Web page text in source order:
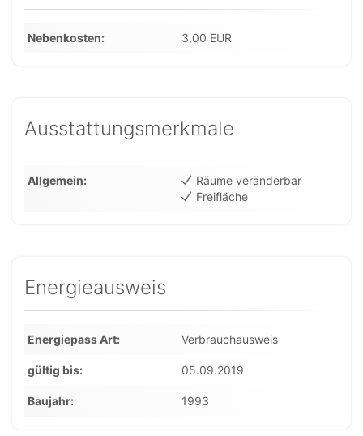
Nebenkosten 3,00 EUR
Ausstattungsmerkmale
Allgemein
Räume veränderbar
Freifläche
Energieausweis
Energiepass Art Verbrauchausweis
gültig bis 05.09.2019
Baujahr 1993